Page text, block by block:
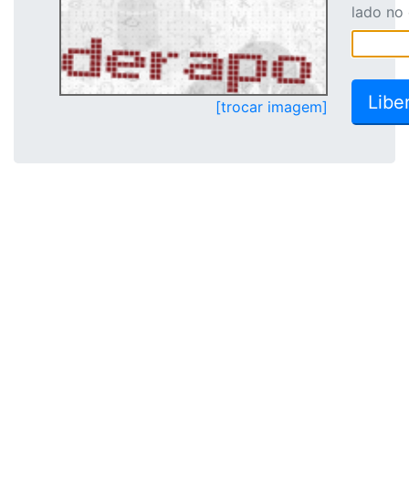
[trocar imagem]
lado no